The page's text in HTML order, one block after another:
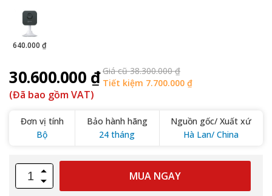
640.000 ₫
30.600.000 ₫ Giá cũ 38.300.000 ₫
Tiết kiệm 7.700.000 ₫
(Đã bao gồm VAT)
Đơn vị tính
Bộ
Bảo hành hãng
24 tháng
Nguồn gốc/ Xuất xứ
Hà Lan/ China
MUA NGAY